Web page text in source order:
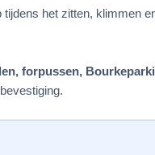
het zitten, klimmen
forpussen,